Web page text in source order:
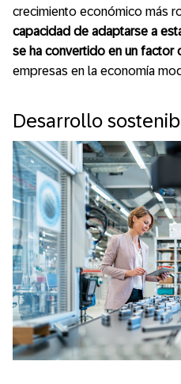
crecimiento económico más
capacidad de adaptarse a
se ha convertido en un factor
empresas en la economía
Desarrollo